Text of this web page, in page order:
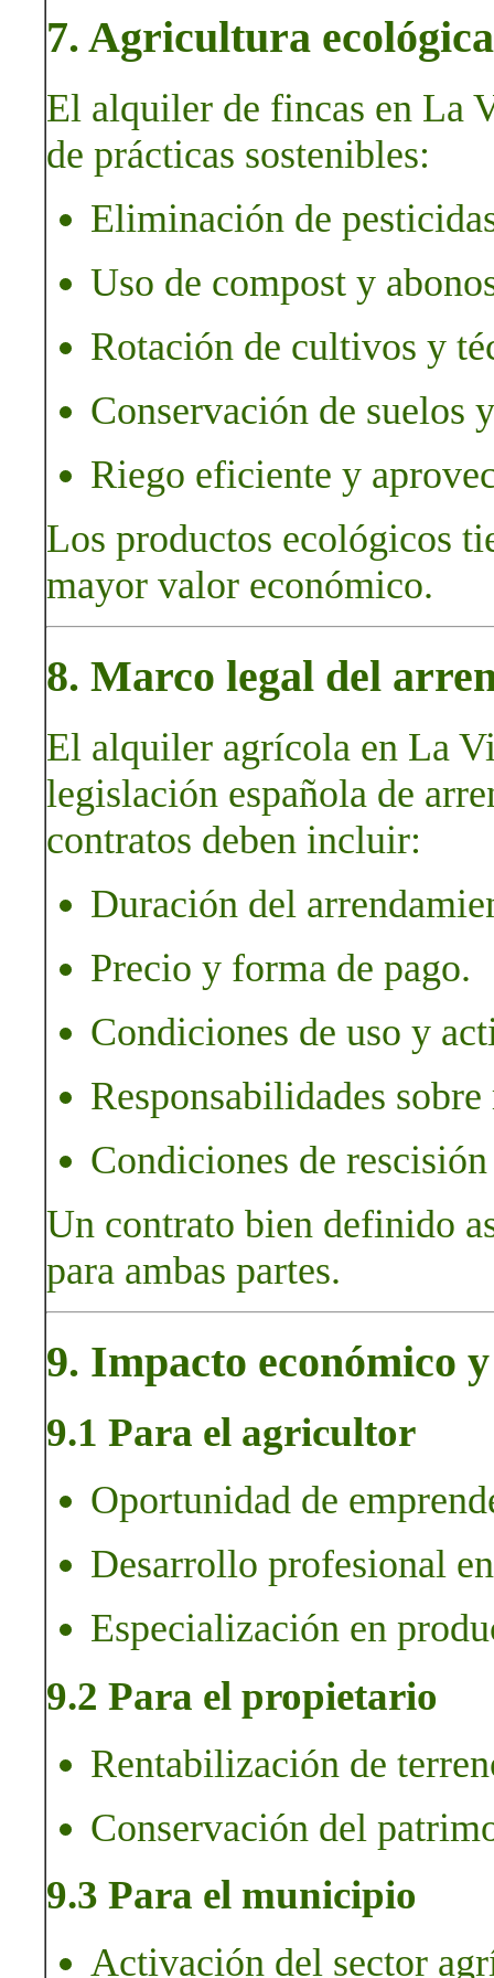
7. Agricultura
El alquiler de fincas en La
de prácticas sostenibles:
Eliminación de
Uso de compost y
Rotación de cultivos y
Conservación de suelos
Riego eficiente y
Los productos ecológicos
mayor valor económico.
8. Marco legal del
El alquiler agrícola en La
legislación española de
contratos deben incluir:
Duración del
Precio y forma de pago.
Condiciones de uso y
Responsabilidades
Condiciones de
Un contrato bien definido
para ambas partes.
9. Impacto económico
9.1 Para el agricultor
Oportunidad de
Desarrollo profesional
Especialización en
9.2 Para el propietario
Rentabilización de
Conservación del
9.3 Para el municipio
Activación del sector